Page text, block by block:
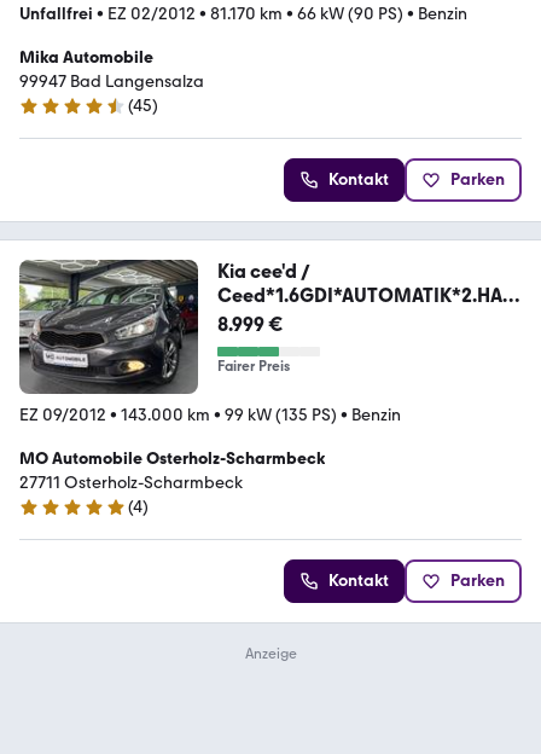
Unfallfrei • EZ 02/2012 • 81.170 km • 66 kW (90 PS) • Benzin
Mika Automobile
99947 Bad Langensalza
4.6 Sterne
(45)
Kontakt Parken
Kia cee'd /
Ceed*1.6GDI*AUTOMATIK*2.HAN
D*
8.999 €
Fairer Preis
EZ 09/2012 • 143.000 km • 99 kW (135 PS) • Benzin
MO Automobile Osterholz-Scharmbeck
27711 Osterholz-Scharmbeck
5 Sterne
(4)
Kontakt Parken